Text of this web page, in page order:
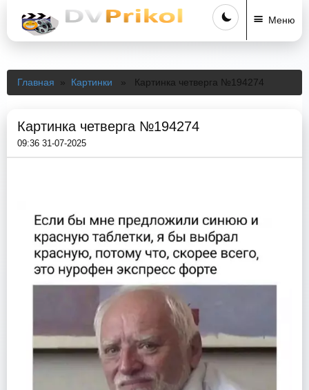
Меню
Главная » Картинки » Картинка четверга №194274
Картинка четверга №194274
09:36 31-07-2025